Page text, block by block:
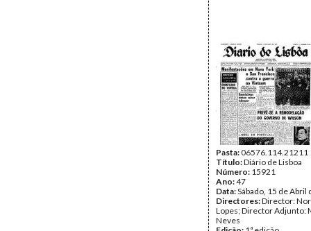
Pasta:06576.114.21211
Título:Diário de Lisboa
Número: 15921
Ano:47
Data:Sábado, 15 de Abril
Directores:Director:
Lopes; Director Adjunto:
Neves